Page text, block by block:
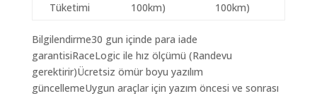
Tüketimi
100km)
100km)
Bilgilendirme30 gun içinde para iade
garantisiRaceLogic ile hız ölçümü (Randevu
gerektirir)Ücretsiz ömür boyu yazılım
güncellemeUygun araçlar için yazım öncesi ve sonrası